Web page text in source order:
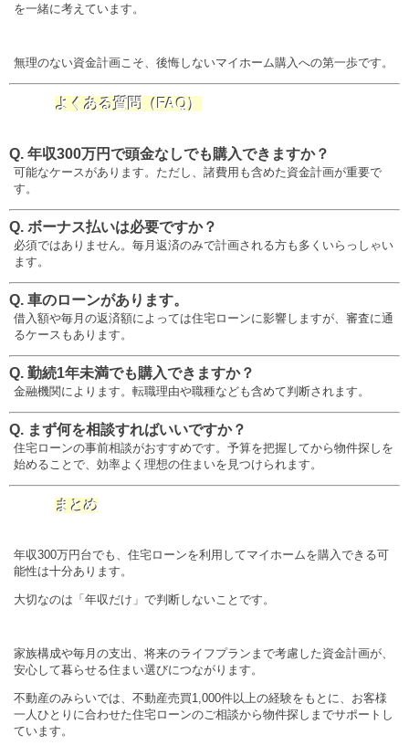
を一緒に考えています。
無理のない資金計画こそ、後悔しないマイホーム購入への第一歩です。
よくある質問（FAQ）
Q. 年収300万円で頭金なしでも購入できますか？
可能なケースがあります。ただし、諸費用も含めた資金計画が重要で
す。
Q. ボーナス払いは必要ですか？
必須ではありません。毎月返済のみで計画される方も多くいらっしゃい
ます。
Q. 車のローンがあります。
借入額や毎月の返済額によっては住宅ローンに影響しますが、審査に通
るケースもあります。
Q. 勤続1年未満でも購入できますか？
金融機関によります。転職理由や職種なども含めて判断されます。
Q. まず何を相談すればいいですか？
住宅ローンの事前相談がおすすめです。予算を把握してから物件探しを
始めることで、効率よく理想の住まいを見つけられます。
まとめ
年収300万円台でも、住宅ローンを利用してマイホームを購入できる可
能性は十分あります。
大切なのは「年収だけ」で判断しないことです。
家族構成や毎月の支出、将来のライフプランまで考慮した資金計画が、
安心して暮らせる住まい選びにつながります。
不動産のみらいでは、不動産売買1,000件以上の経験をもとに、お客様
一人ひとりに合わせた住宅ローンのご相談から物件探しまでサポートし
ています。